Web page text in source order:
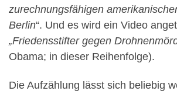
zurechnungsfähigen
Berlin“. Und es wird ein Video
„Friedensstifter gegen
Obama; in dieser Reihenfolge).
Die Aufzählung lässt sich beliebig